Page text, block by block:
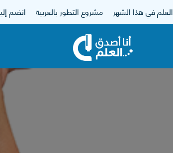
العلم في هذا الشهر مشروع التطور بالعربية انضم